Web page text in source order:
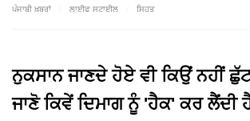
ਪੰਜਾਬੀ ਖ਼ਬਰਾਂ ਲਾਈਫ ਸਟਾਈਲ ਸਿਹਤ
ਨੁਕਸਾਨ ਜਾਣਦੇ ਹੋਏ ਵੀ ਕਿਉਂ ਨਹੀਂ
ਜਾਣੋ ਕਿਵੇਂ ਦਿਮਾਗ ਨੂੰ 'ਹੈਕ' ਕਰ ਲੈਂਦੀ